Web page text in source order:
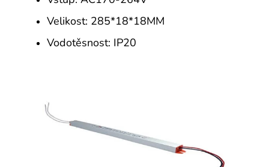
Velikost: 285*18*18MM
Vodotěsnost: IP20